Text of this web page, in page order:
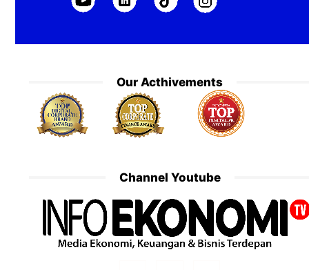
Our Acthivements
Channel Youtube